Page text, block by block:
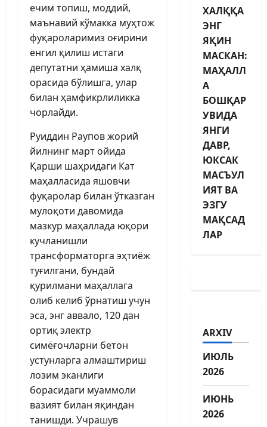
ечим топиш, моддий,
маънавий кўмакка муҳтож
фуқароларимиз оғирини
енгил қилиш истаги
депутатни ҳамиша халқ
орасида бўлишга, улар
билан ҳамфикрлиликка
чорлайди.
Руиддин Раупов жорий
йилнинг март ойида
Қарши шаҳридаги Кат
маҳалласида яшовчи
фуқаролар билан ўтказган
мулоқоти давомида
мазкур маҳаллада юқори
кучланишли
трансформаторга эҳтиёж
туғилгани, бундай
қурилмани маҳаллага
олиб келиб ўрнатиш учун
эса, энг аввало, 120 дан
ортиқ электр
симёғочларни бетон
устунларга алмаштириш
лозим эканлиги
борасидаги муаммоли
вазият билан яқиндан
танишди. Учрашув
ХАЛҚҚА
ЭНГ
ЯҚИН
МАСКАН:
МАҲАЛЛ
А
БОШҚАР
УВИДА
ЯНГИ
ДАВР,
ЮКСАК
МАСЪУЛ
ИЯТ ВА
ЭЗГУ
МАҚСАД
ЛАР
ARXIV
ИЮЛЬ
2026
ИЮНЬ
2026